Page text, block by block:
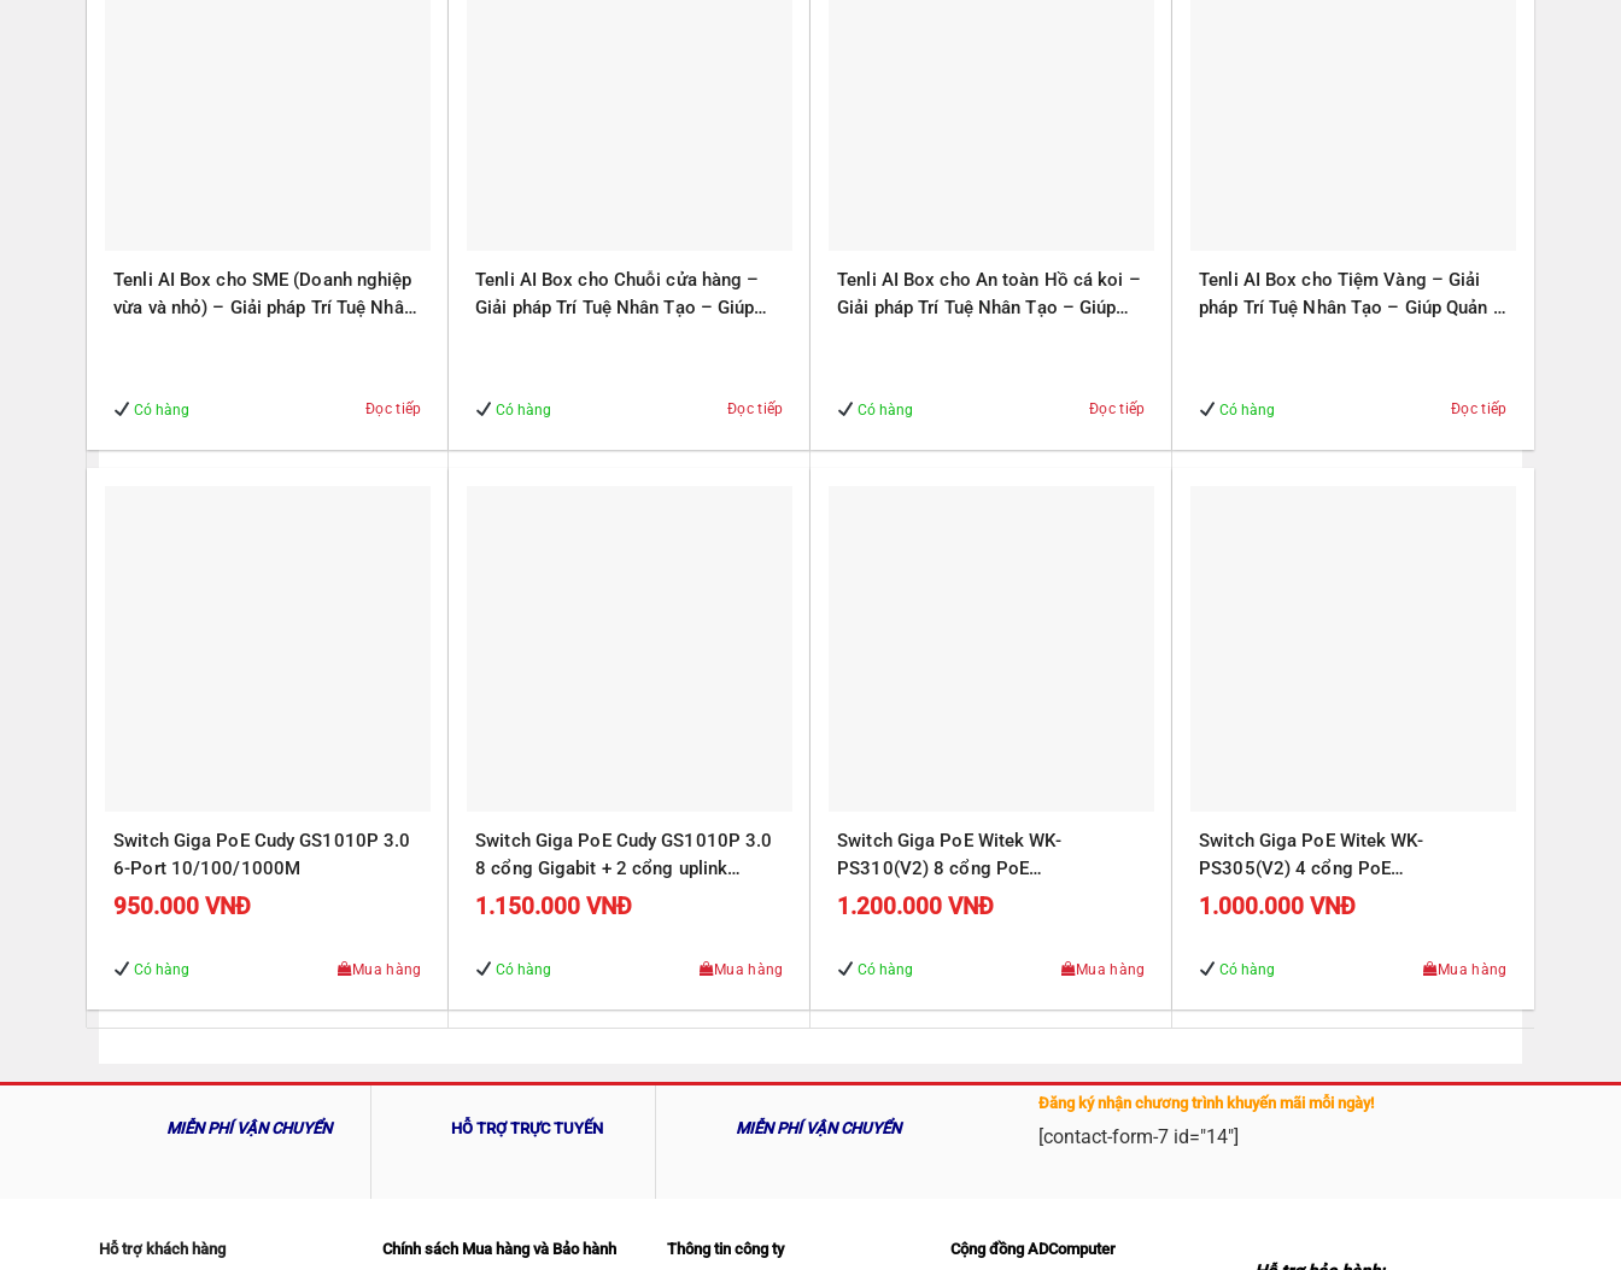
Tenli AI Box cho SME (Doanh nghiệp
vừa và nhỏ) – Giải pháp Trí Tuệ Nhân
Có hàng Đọc tiếp
Tenli AI Box cho Chuỗi cửa hàng –
Giải pháp Trí Tuệ Nhân Tạo – Giúp
Có hàng Đọc tiếp
Tenli AI Box cho An toàn Hồ cá koi –
Giải pháp Trí Tuệ Nhân Tạo – Giúp
Có hàng Đọc tiếp
Tenli AI Box cho Tiệm Vàng – Giải
pháp Trí Tuệ Nhân Tạo – Giúp Quản lý
Có hàng Đọc tiếp
Switch Giga PoE Cudy GS1010P 3.0
6-Port 10/100/1000M
950.000VNĐ
Có hàng Mua hàng
Switch Giga PoE Cudy GS1010P 3.0
8 cổng Gigabit + 2 cổng uplink
Gigabit
1.150.000VNĐ
Có hàng Mua hàng
Switch Giga PoE Witek WK-
PS310(V2) 8 cổng PoE
10/100/1000Mbps, 2 cổng RJ45
1.200.000VNĐ
Có hàng Mua hàng
Switch Giga PoE Witek WK-
PS305(V2) 4 cổng PoE
10/100/1000Mbps, 1 cổng RJ45
1.000.000VNĐ
Có hàng Mua hàng
MIỄN PHÍ VẬN CHUYỂN HỖ TRỢ TRỰC TUYẾN MIỄN PHÍ VẬN CHUYỂN
Đăng ký nhận chương trình khuyến mãi mỗi ngày!
[contact-form-7 id="14"]
Hỗ trợ khách hàng Chính sách Mua hàng và Bảo hành Thông tin công ty Cộng đồng ADComputer